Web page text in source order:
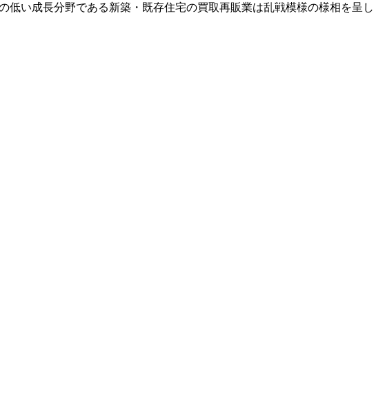
い成長分野である新築・既存住宅の買取再販業は乱戦模様の様相を呈し